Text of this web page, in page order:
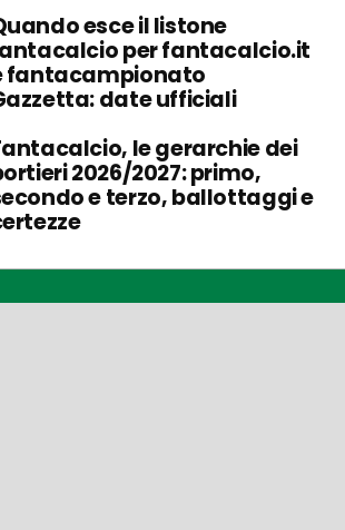
esce il listone
per fantacalcio.it
fantacampionato
date ufficiali
le gerarchie dei
2026/2027: primo,
e terzo, ballottaggi e